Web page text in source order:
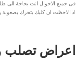
فى جميع الاحوال انت بحاجة الى
اذا لاحظت ان كلبك يتحرك بصعوبة
اعراض تصلب